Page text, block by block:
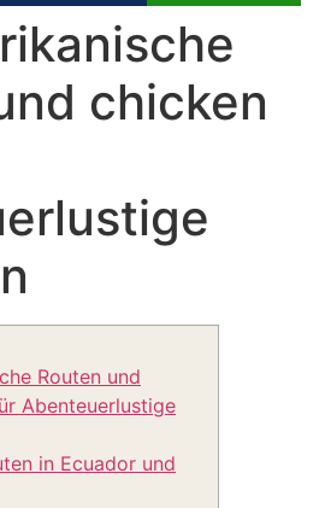
chicken
Routen und
Abenteuerlustige
in Ecuador und